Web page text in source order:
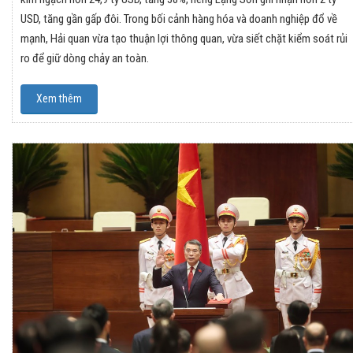
USD, tăng gần gấp đôi. Trong bối cảnh hàng hóa và doanh nghiệp đổ về
mạnh, Hải quan vừa tạo thuận lợi thông quan, vừa siết chặt kiểm soát rủi
ro để giữ dòng chảy an toàn.
Xem thêm